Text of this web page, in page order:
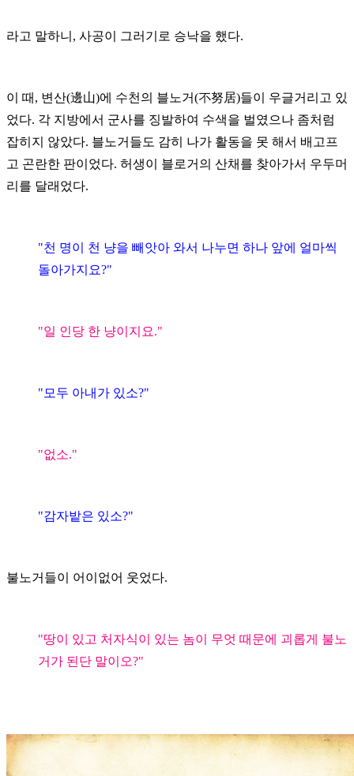
라고 말하니, 사공이 그러기로 승낙을 했다.
이 때, 변산(邊山)에 수천의 블노거(不努居)들이 우글거리고 있
었다. 각 지방에서 군사를 징발하여 수색을 벌였으나 좀처럼
잡히지 않았다. 블노거들도 감히 나가 활동을 못 해서 배고프
고 곤란한 판이었다. 허생이 블로거의 산채를 찾아가서 우두머
리를 달래었다.
"천 명이 천 냥을 빼앗아 와서 나누면 하나 앞에 얼마씩
돌아가지요?"
"일 인당 한 냥이지요."
"모두 아내가 있소?"
"없소."
"감자밭은 있소?"
불노거들이 어이없어 웃었다.
"땅이 있고 처자식이 있는 놈이 무엇 때문에 괴롭게 불노
거가 된단 말이오?"